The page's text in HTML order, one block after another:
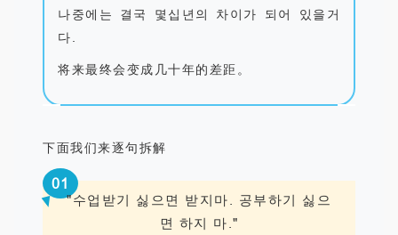
나중에는 결국 몇십년의 차이가 되어 있을거
다
将来最终会变成几十年的差距。
下面我们来逐句拆解
01
"수업 받기 싫으면 받지 마
공부하기 싫으
면 하지 마 ."